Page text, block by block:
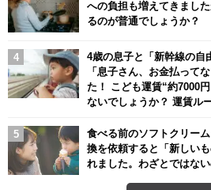
への負担も増えてきまし
るのが普通でしょうか？
4歳の息子と「新幹線の自
「息子さん、お金払って
た！ こども運賃“約7000
ないでしょうか？ 運賃ル
食べる前のソフトクリー
換を依頼すると「新しい
れました。わざとではな